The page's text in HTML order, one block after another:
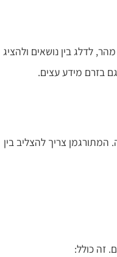
לדלג בין נושאים ולהציג
בזרם מידע עצים.
המתורגמן צריך להצליב בין
זה כולל: